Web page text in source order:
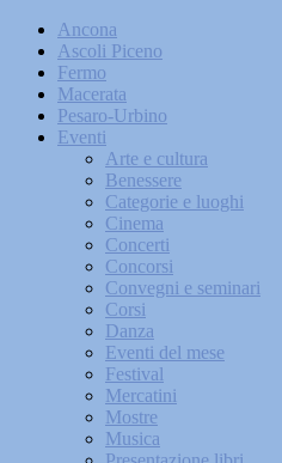
Ancona
Ascoli Piceno
Fermo
Macerata
Pesaro-Urbino
Eventi
Arte e cultura
Benessere
Categorie e luoghi
Cinema
Concerti
Concorsi
Convegni e seminari
Corsi
Danza
Eventi del mese
Festival
Mercatini
Mostre
Musica